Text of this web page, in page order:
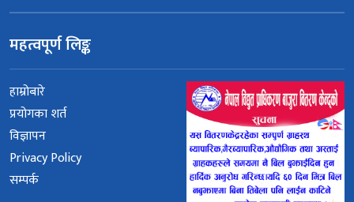
महत्वपूर्ण लिङ्क
हाम्रोबारे
प्रयोगका शर्त
विज्ञापन
Privacy Policy
सम्पर्क